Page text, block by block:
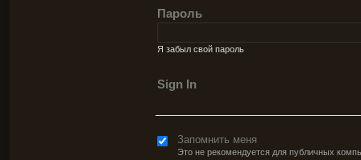
Пароль
Я забыл свой пароль
Sign In
Запомнить меня
Это не рекомендуется для публичных